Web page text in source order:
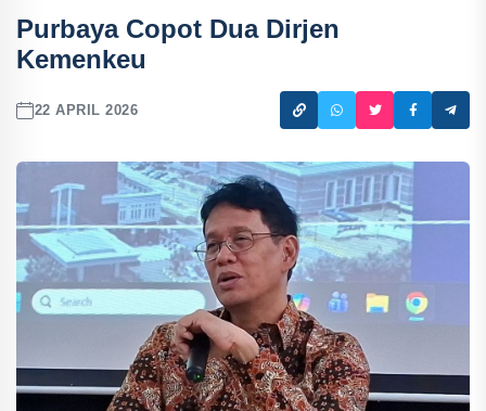
Purbaya Copot Dua Dirjen
Kemenkeu
22 APRIL 2026